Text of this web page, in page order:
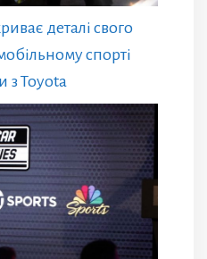
деталі свого
спорті
з Toyota